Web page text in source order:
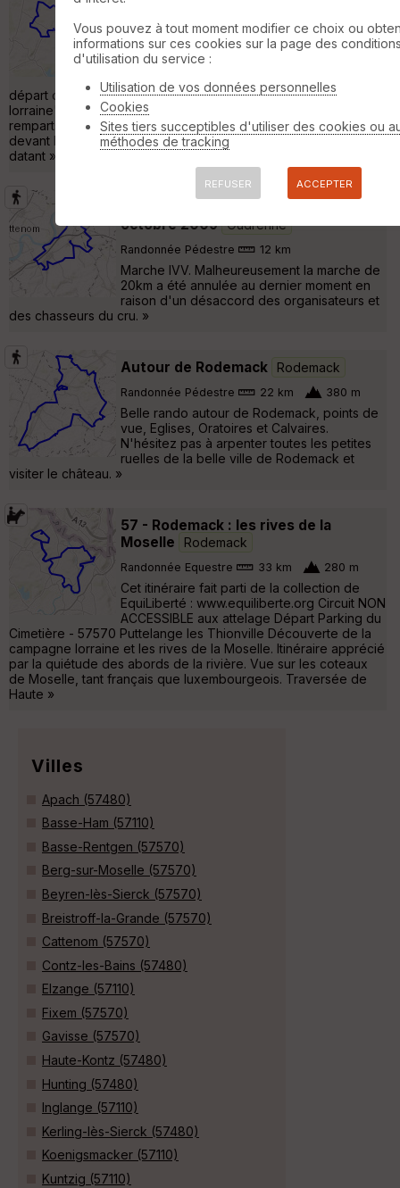
lorraine
Randonnée en attelage 25 km 200 m
Cet itinéraire fait parti de la collection de
EquiLiberté : www.equiliberte.org Circuit
ACCESSIBLE aux attelages Itinéraire au
départ de Rodemack, surnommé "la petite Carcassonne
lorraine". Le village médiéval est encore entouré de 700 m de
remparts datant du XVe S. Lors de cette balade, vous passerez
devant le château de Puttelange-les-Thionville, dit « La Burg »,
datant »
octobre 2009 Oudrenne
Randonnée Pédestre 12 km
Marche IVV. Malheureusement la marche de
20km a été annulée au dernier moment en
raison d'un désaccord des organisateurs et
des chasseurs du cru. »
Autour de Rodemack Rodemack
Randonnée Pédestre 22 km 380 m
Belle rando autour de Rodemack, points de
vue, Eglises, Oratoires et Calvaires.
N'hésitez pas à arpenter toutes les petites
ruelles de la belle ville de Rodemack et
visiter le château. »
57 - Rodemack : les rives de la
Moselle
Rodemack
Randonnée Equestre 33 km 280 m
Cet itinéraire fait parti de la collection de
EquiLiberté : www.equiliberte.org Circuit NON
ACCESSIBLE aux attelage Départ Parking du
Cimetière - 57570 Puttelange les Thionville Découverte de la
campagne lorraine et les rives de la Moselle. Itinéraire apprécié
par la quiétude des abords de la rivière. Vue sur les coteaux
de Moselle, tant français que luxembourgeois. Traversée de
Haute »
Villes
Apach (57480)
Basse-Ham (57110)
Basse-Rentgen (57570)
Berg-sur-Moselle (57570)
Beyren-lès-Sierck (57570)
Breistroff-la-Grande (57570)
Cattenom (57570)
Contz-les-Bains (57480)
Elzange (57110)
Fixem (57570)
Gavisse (57570)
Haute-Kontz (57480)
Hunting (57480)
Inglange (57110)
Kerling-lès-Sierck (57480)
Koenigsmacker (57110)
Kuntzig (57110)
Vous pouvez à tout moment modifier ce choix ou
informations sur ces cookies sur la page des
d'utilisation du service :
Utilisation de vos données personnelles
Cookies
Sites tiers succeptibles d'utiliser des cookies ou
méthodes de tracking
REFUSER ACCEPTER